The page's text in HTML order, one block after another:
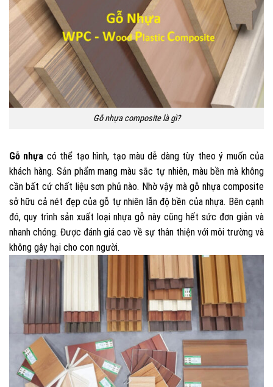
Gỗ nhựa composite là gì?
Gỗ nhựa có thể tạo hình, tạo màu dễ dàng tùy theo ý muốn của
khách hàng. Sản phẩm mang màu sắc tự nhiên, màu bền mà không
cần bất cứ chất liệu sơn phủ nào. Nhờ vậy mà gỗ nhựa composite
sở hữu cả nét đẹp của gỗ tự nhiên lẫn độ bền của nhựa. Bên cạnh
đó, quy trình sản xuất loại nhựa gỗ này cũng hết sức đơn giản và
nhanh chóng. Được đánh giá cao về sự thân thiện với môi trường và
không gây hại cho con người.